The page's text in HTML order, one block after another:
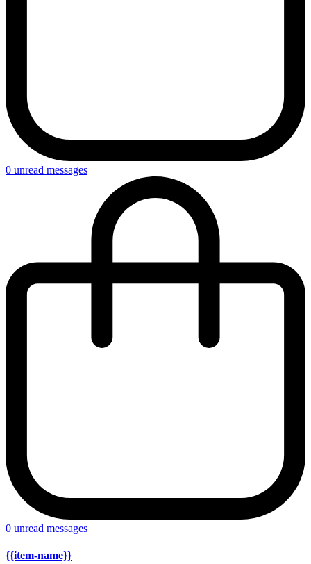
0 unread messages
0 unread messages
{{item-name}}